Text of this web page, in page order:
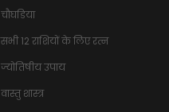
चौघडिया
सभी 12 राशियों के लिए रत्न
ज्योतिषीय उपाय
वास्तु शास्त्र